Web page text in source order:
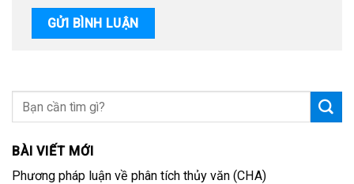
BÀI VIẾT MỚI
Phương pháp luận về phân tích thủy văn (CHA)